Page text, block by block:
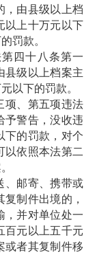
，由县级以上档
以上十万元以下
罚款。
四十八条第一
县级以上档案主
以下的罚款。
项、第五项违法
予警告，没收违
下的罚款，对个
以依照本法第二
邮寄、携带或
制件出境的，
，并对单位处一
百元以上五千元
或者其复制件移